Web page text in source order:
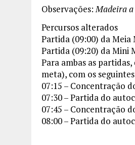
Observações:Madeira
Percursos alterados
Partida (09:00) da Meia
Partida (09:20) da Mini
Para ambas as
meta), com os
07:15 – Concentração
07:30 – Partida do
07:45 – Concentração
08:00 – Partida do